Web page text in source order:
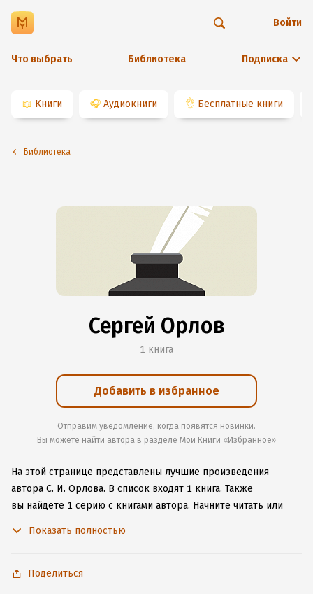
Что выбрать Библиотека Подписка
Войти
📖 Книги 🎧 Аудиокниги 👌 Бесплатные книги
Библиотека
Сергей Орлов
1 книга
Добавить в избранное
Отправим уведомление, когда появятся новинки.
Вы можете найти автора в разделе Мои Книги «Избранное»
На этой странице представлены лучшие произведения
автора С. И. Орлова. В список входят 1 книга. Также
вы найдете 1 серию с книгами автора. Начните читать или
без подключения к интернету.
Показать полностью
Поделиться